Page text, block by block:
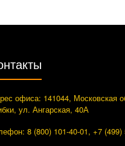
офиса: 141044, Московская
ул. Ангарская, 40А
8 (800) 101-40-01, +7 (499)